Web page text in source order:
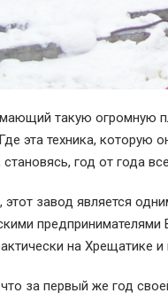
такую огромную
эта техника, которую
год от года
этот завод является
на Хрещатике
за первый же год